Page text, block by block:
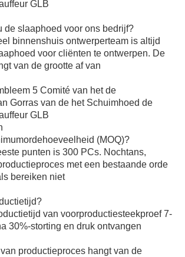
GLB
de slaaphoed voor ons bedrijf?
binnenshuis ontwerperteam is altijd
voor cliënten te ontwerpen. De
van de grootte af van
5 Comité van het de
Gorras van de het Schuimhoed de
GLB
(MOQ)?
punten is 300 PCs. Nochtans,
met een bestaande orde
bereiken niet
van voorproductiesteekproef 7-
30%-storting en druk ontvangen
productieproces hangt van de